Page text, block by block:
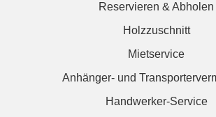
Reservieren & Abholen
Holzzuschnitt
Mietservice
Anhänger- und
Handwerker-Service